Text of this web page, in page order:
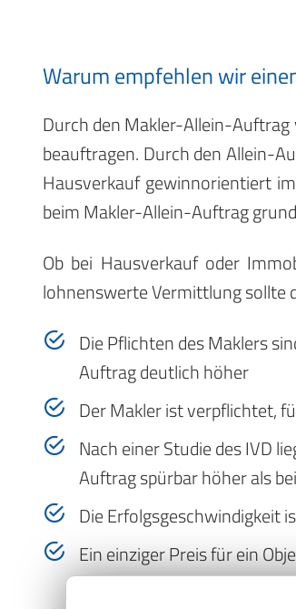
Warum empfehlen wir
Durch den Makler-Allein-
beauftragen. Durch den Allein-
Hausverkauf gewinnorientiert
beim Makler-Allein-Auftrag
Ob bei Hausverkauf oder
lohnenswerte Vermittlung sollte
Die Pflichten des Maklers
Auftrag deutlich höher
Der Makler ist verpflichtet,
Nach einer Studie des IVD
Auftrag spürbar höher als
Die Erfolgsgeschwindigkeit
Ein einziger Preis für ein
Durchsetzbarkeit des